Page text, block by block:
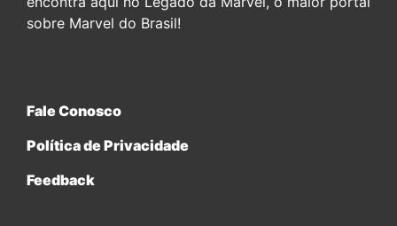
sobre Marvel do Brasil!
Fale Conosco
Política de Privacidade
Feedback